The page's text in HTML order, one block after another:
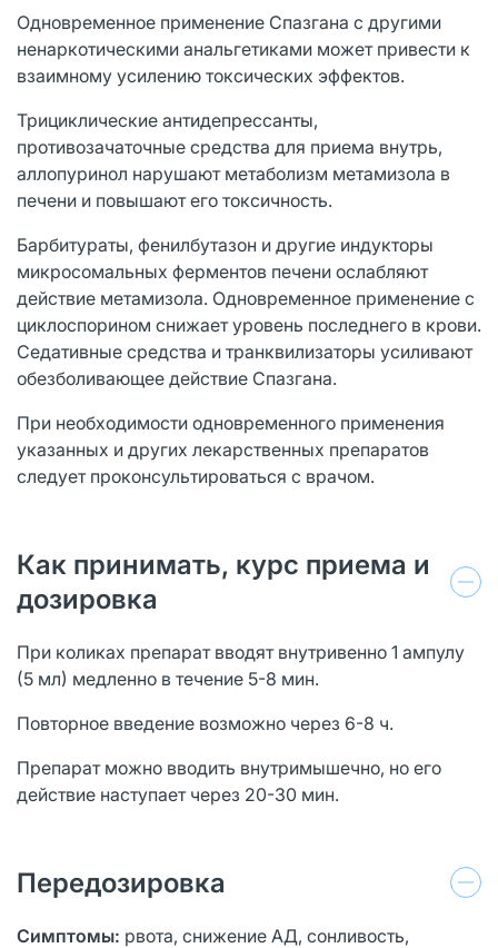
Одновременное применение Спазгана с другими
ненаркотическими анальгетиками может привести к
взаимному усилению токсических эффектов.
Трициклические антидепрессанты,
противозачаточные средства для приема внутрь,
аллопуринол нарушают метаболизм метамизола в
печени и повышают его токсичность.
Барбитураты, фенилбутазон и другие индукторы
микросомальных ферментов печени ослабляют
действие метамизола. Одновременное применение с
циклоспорином снижает уровень последнего в крови.
Седативные средства и транквилизаторы усиливают
обезболивающее действие Спазгана.
При необходимости одновременного применения
указанных и других лекарственных препаратов
следует проконсультироваться с врачом.
Как принимать, курс приема и
дозировка
При коликах препарат вводят внутривенно 1 ампулу
(5 мл) медленно в течение 5-8 мин.
Повторное введение возможно через 6-8 ч.
Препарат можно вводить внутримышечно, но его
действие наступает через 20-30 мин.
Передозировка
Симптомы: рвота, снижение АД, сонливость,